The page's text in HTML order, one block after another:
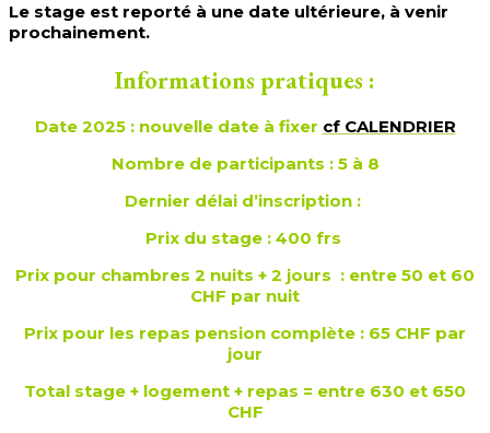
Le stage est reporté à une date ultérieure, à venir
prochainement.
Informations pratiques :
Date 2025 : nouvelle date à fixer cf CALENDRIER
Nombre de participants :5 à 8
Dernier délai d’inscription :
Prix du stage : 400 frs
Prix pour chambres 2 nuits + 2 jours : entre 50 et 60
CHF par nuit
Prix pour les repas pension complète : 65 CHF par
jour
Total stage + logement + repas = entre 630 et 650
CHF